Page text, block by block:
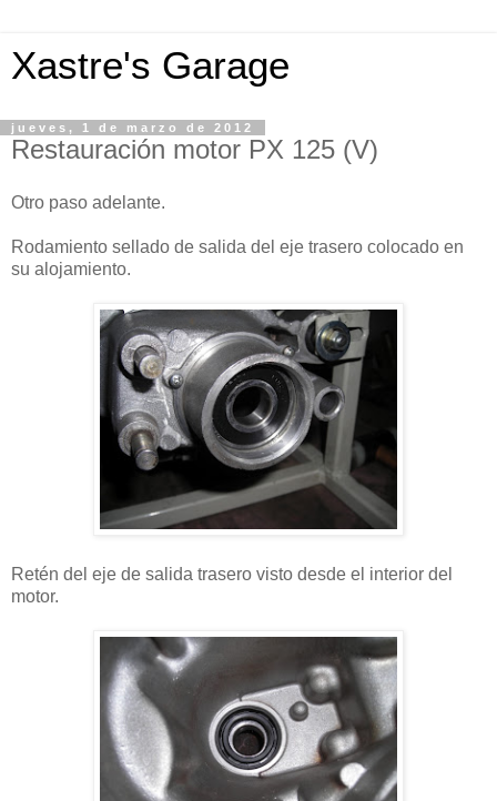
Xastre's Garage
jueves, 1 de marzo de 2012
Restauración motor PX 125 (V)
Otro paso adelante.
Rodamiento sellado de salida del eje trasero colocado en
su alojamiento.
Retén del eje de salida trasero visto desde el interior del
motor.